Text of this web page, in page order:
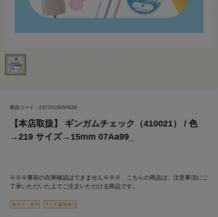
商品コード：2372310050029
【本店取扱】 ギンガムチェック（410021） / 色
→219 サイズ→15mm 07Aa99_
※※※事前の在庫確認はできません※※※ こちらの商品は、注意事項にご
了承いただいた上でご注文いただける商品です。